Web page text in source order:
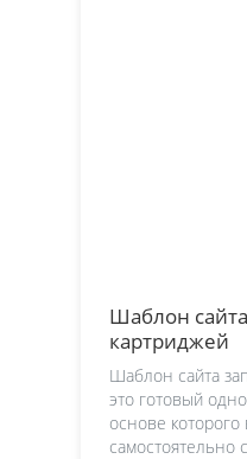
Шаблон
картриджей
Шаблон сайта
это готовый
основе
самостоятельно